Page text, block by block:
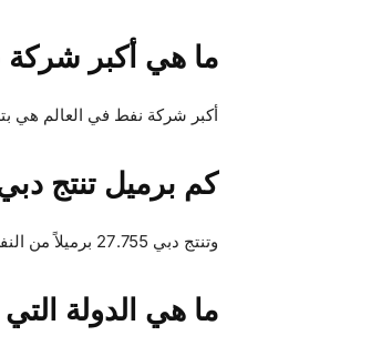
ما هي أكبر شركة
أكبر شركة نفط في العالم هي
كم برميل تنتج
وتنتج دبي 27.755 برميلاً من النفط يومياً.
ما هي الدولة